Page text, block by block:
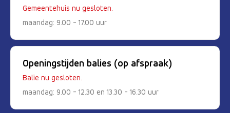
Gemeentehuis nu gesloten.
maandag: 9.00 - 17.00 uur
Openingstijden balies (op afspraak)
Balie nu gesloten.
maandag: 9.00 - 12.30 en 13.30 - 16.30 uur